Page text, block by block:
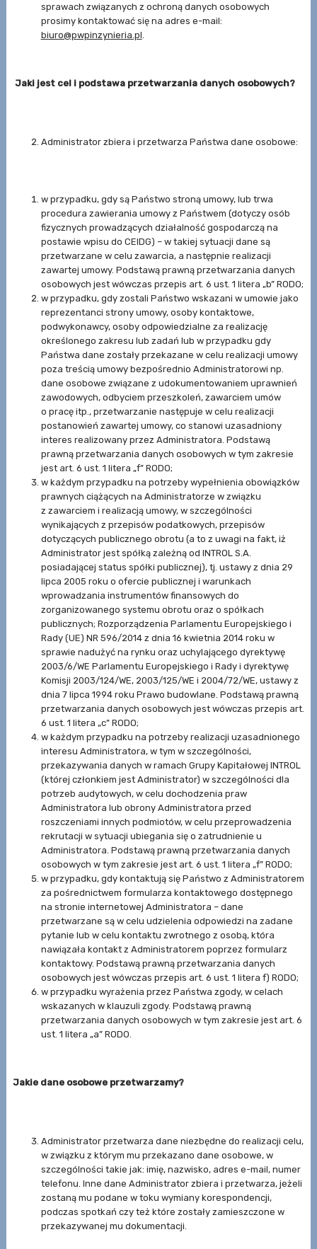
sprawach związanych z ochroną danych osobowych
prosimy kontaktować się na adres e-mail:
biuro@pwpinzynieria.pl.
Jaki jest cel i podstawa przetwarzania danych osobowych?
Administrator zbiera i przetwarza Państwa dane osobowe:
w przypadku, gdy są Państwo stroną umowy, lub trwa
procedura zawierania umowy z Państwem (dotyczy osób
fizycznych prowadzących działalność gospodarczą na
postawie wpisu do CEIDG) – w takiej sytuacji dane są
przetwarzane w celu zawarcia, a następnie realizacji
zawartej umowy. Podstawą prawną przetwarzania danych
osobowych jest wówczas przepis art. 6 ust. 1 litera „b” RODO;
w przypadku, gdy zostali Państwo wskazani w umowie jako
reprezentanci strony umowy, osoby kontaktowe,
podwykonawcy, osoby odpowiedzialne za realizację
określonego zakresu lub zadań lub w przypadku gdy
Państwa dane zostały przekazane w celu realizacji umowy
poza treścią umowy bezpośrednio Administratorowi np.
dane osobowe związane z udokumentowaniem uprawnień
zawodowych, odbyciem przeszkoleń, zawarciem umów
o pracę itp., przetwarzanie następuje w celu realizacji
postanowień zawartej umowy, co stanowi uzasadniony
interes realizowany przez Administratora. Podstawą
prawną przetwarzania danych osobowych w tym zakresie
jest art. 6 ust. 1 litera „f” RODO;
w każdym przypadku na potrzeby wypełnienia obowiązków
prawnych ciążących na Administratorze w związku
z zawarciem i realizacją umowy, w szczególności
wynikających z przepisów podatkowych, przepisów
dotyczących publicznego obrotu (a to z uwagi na fakt, iż
Administrator jest spółką zależną od INTROL S.A.
posiadającej status spółki publicznej), tj. ustawy z dnia 29
lipca 2005 roku o ofercie publicznej i warunkach
wprowadzania instrumentów finansowych do
zorganizowanego systemu obrotu oraz o spółkach
publicznych; Rozporządzenia Parlamentu Europejskiego i
Rady (UE) NR 596/2014 z dnia 16 kwietnia 2014 roku w
sprawie nadużyć na rynku oraz uchylającego dyrektywę
2003/6/WE Parlamentu Europejskiego i Rady i dyrektywę
Komisji 2003/124/WE, 2003/125/WE i 2004/72/WE, ustawy z
dnia 7 lipca 1994 roku Prawo budowlane. Podstawą prawną
przetwarzania danych osobowych jest wówczas przepis art.
6 ust. 1 litera „c” RODO;
w każdym przypadku na potrzeby realizacji uzasadnionego
interesu Administratora, w tym w szczególności,
przekazywania danych w ramach Grupy Kapitałowej INTROL
(której członkiem jest Administrator) w szczególności dla
potrzeb audytowych, w celu dochodzenia praw
Administratora lub obrony Administratora przed
roszczeniami innych podmiotów, w celu przeprowadzenia
rekrutacji w sytuacji ubiegania się o zatrudnienie u
Administratora. Podstawą prawną przetwarzania danych
osobowych w tym zakresie jest art. 6 ust. 1 litera „f” RODO;
w przypadku, gdy kontaktują się Państwo z Administratorem
za pośrednictwem formularza kontaktowego dostępnego
na stronie internetowej Administratora – dane
przetwarzane są w celu udzielenia odpowiedzi na zadane
pytanie lub w celu kontaktu zwrotnego z osobą, która
nawiązała kontakt z Administratorem poprzez formularz
kontaktowy. Podstawą prawną przetwarzania danych
osobowych jest wówczas przepis art. 6 ust. 1 litera f) RODO;
w przypadku wyrażenia przez Państwa zgody, w celach
wskazanych w klauzuli zgody. Podstawą prawną
przetwarzania danych osobowych w tym zakresie jest art. 6
ust. 1 litera „a” RODO.
Jakie dane osobowe przetwarzamy?
Administrator przetwarza dane niezbędne do realizacji celu,
w związku z którym mu przekazano dane osobowe, w
szczególności takie jak: imię, nazwisko, adres e-mail, numer
telefonu. Inne dane Administrator zbiera i przetwarza, jeżeli
zostaną mu podane w toku wymiany korespondencji,
podczas spotkań czy też które zostały zamieszczone w
przekazywanej mu dokumentacji.